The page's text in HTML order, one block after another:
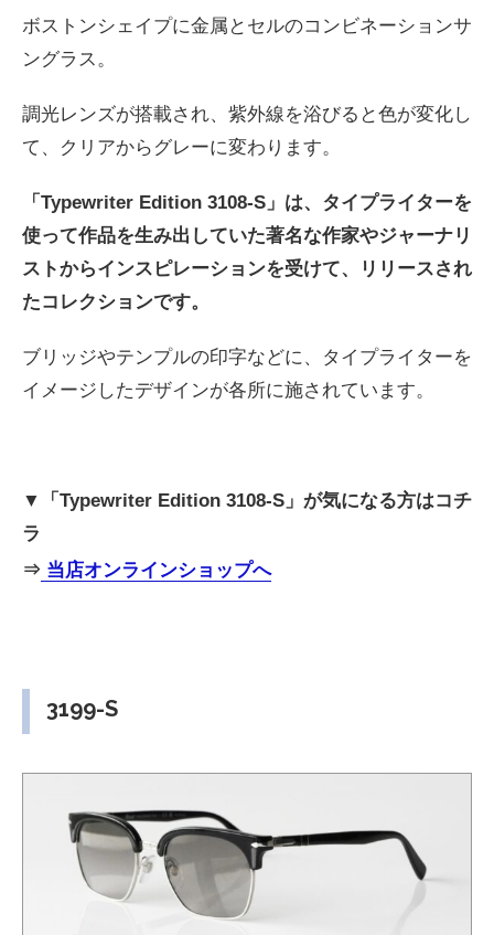
ボストンシェイプに金属とセルのコンビネーションサ
ングラス。
調光レンズが搭載され、紫外線を浴びると色が変化し
て、クリアからグレーに変わります。
「Typewriter Edition 3108-S」は、タイプライターを
使って作品を生み出していた著名な作家やジャーナリ
ストからインスピレーションを受けて、リリースされ
たコレクションです。
ブリッジやテンプルの印字などに、タイプライターを
イメージしたデザインが各所に施されています。
▼「Typewriter Edition 3108-S」が気になる方はコチ
ラ
⇒ 当店オンラインショップへ
3199-S